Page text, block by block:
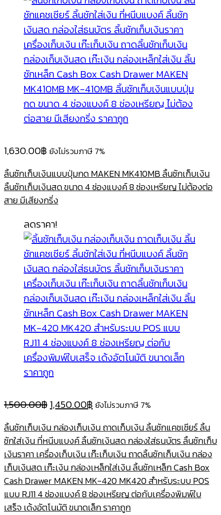
1,630.00฿ ยังไม่รวมภาษี 7%
ลิ้นชักเก็บเงินแบบปุ่มกด MAKEN MK410MB ลิ้นชักเก็บเงิน
ลิ้นชักเก็บเงินสด ขนาด 4 ช่องแบงค์ 8 ช่องเหรียญ ไม่ต้องต่อ
สาย มีเสียงกริ่ง
ลดราคา!
1,500.00฿ Original
was:
1,500.00฿.
1,450.00฿Current
is:
1,450.00฿.
ยังไม่รวมภาษี 7%
ลิ้นชักเก็บเงิน กล่องเก็บเงิน ถาดเก็บเงิน ลิ้นชักแคชเชียร์ ลิ้น
ชักใส่เงิน ที่หนีบแบงค์ ลิ้นชักเงินสด กล่องใส่ธนบัตร ลิ้นชักเก็บ
เงินราคา เครื่องเก็บเงิน เก๊ะเก็บเงิน ถาดลิ้นชักเก็บเงิน กล่อง
เก็บเงินสด เก๊ะเงิน กล่องเหล็กใส่เงิน ลิ้นชักเหล็ก Cash Box
Cash Drawer MAKEN MK-420 MK420 สำหรับระบบ POS
แบบ RJ11 4 ช่องแบงค์ 8 ช่องเหรียญ ต่อกับเครื่องพิมพ์ใบ
เสร็จ เด้งอัตโนมัติ ขนาดเล็ก ราคาถูก